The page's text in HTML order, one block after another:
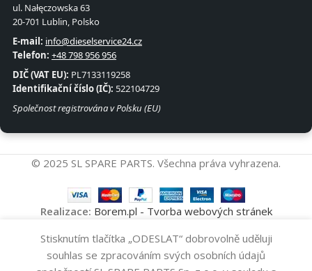
ul. Nałęczowska 63
20-701 Lublin, Polsko
E-mail: info@dieselservice24.cz
Telefon: +48 798 956 956
DIČ (VAT EU): PL7133119258
Identifikační číslo (IČ): 522104729
Společnost registrována v Polsku (EU)
© 2025 SL SPARE PARTS. Všechna práva vyhrazena.
Realizace: Borem.pl - Tvorba webových stránek
Stisknutím tlačítka „ODESLAT“ dobrovolně uděluji
souhlas se zpracováním svých osobních údajů
Vstřikovač
095000-5830
DENSO
6
- +
Přidat Do